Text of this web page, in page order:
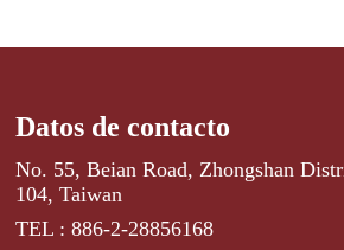
Datos de contacto
No. 55, Beian Road, Zhongshan
104, Taiwan
TEL : 886-2-28856168